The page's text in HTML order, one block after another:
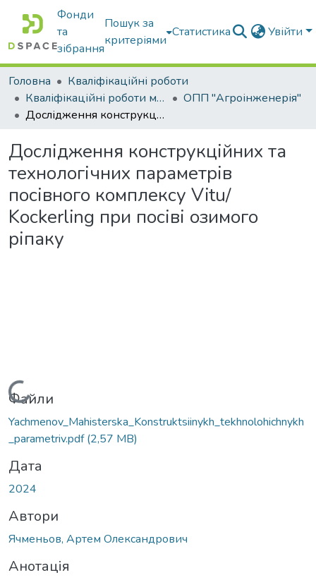
Фонди
та
зібрання
Пошук за
критеріями
Статистика Увійти
Головна
Кваліфікаційні роботи
Кваліфікаційні роботи магістрів
ОПП "Агроінженерія"
Дослідження конструкційних та технологічних параметрів посівного комплексу Vitu/ Kockerling при посіві озимого ріпаку
Дослідження конструкційних та
технологічних параметрів
посівного комплексу Vitu/
Kockerling при посіві озимого
ріпаку
Вантажиться...
Файли
Yachmenov_Mahisterska_Konstruktsiinykh_tekhnolohichnykh
_parametriv.pdf(2,57 MB)
Дата
2024
Автори
Ячменьов, Артем Олександрович
Анотація